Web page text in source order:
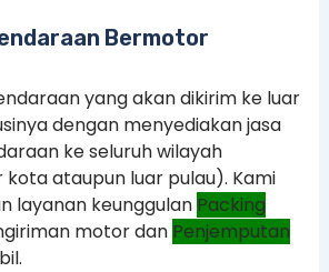
Bermotor
yang akan dikirim ke luar
dengan menyediakan jasa
ke seluruh wilayah
ataupun luar pulau). Kami
layanan keunggulan Packing
motor dan Penjemputan